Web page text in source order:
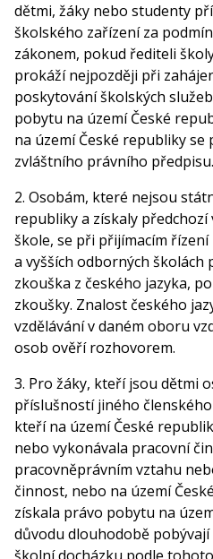
dětmi, žáky nebo studenty
školského zařízení za
zákonem, pokud řediteli
prokáží nejpozději při
poskytování školských
pobytu na území České
na území České republiky
zvláštního právního předpisu.
2. Osobám, které nejsou
republiky a získaly
škole, se při přijímacím
a vyšších odborných
zkouška z českého jazyka,
zkoušky. Znalost českého
vzdělávání v daném oboru
osob ověří rozhovorem.
3. Pro žáky, kteří jsou dětmi
příslušností jiného
kteří na území České
nebo vykonávala pracovní
pracovněprávním vztahu
činnost, nebo na území
získala právo pobytu na
důvodu dlouhodobě